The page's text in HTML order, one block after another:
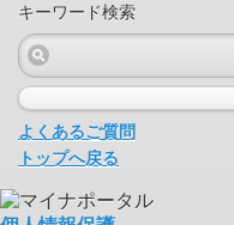
キーワード検索
よくあるご質問
トップへ戻る